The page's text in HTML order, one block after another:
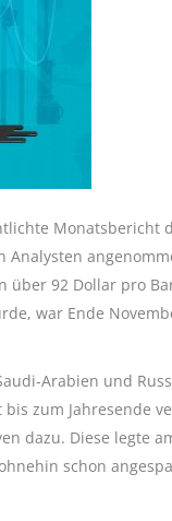
Monatsbericht
über 92 Dollar pro
war Ende
Arabien und
zum Jahresende
dazu. Diese legte
schon